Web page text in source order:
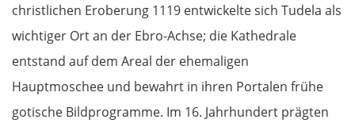
christlichen Eroberung 1119 entwickelte sich Tudela als
wichtiger Ort an der Ebro-Achse; die Kathedrale
entstand auf dem Areal der ehemaligen
Hauptmoschee und bewahrt in ihren Portalen frühe
gotische Bildprogramme. Im 16. Jahrhundert prägten